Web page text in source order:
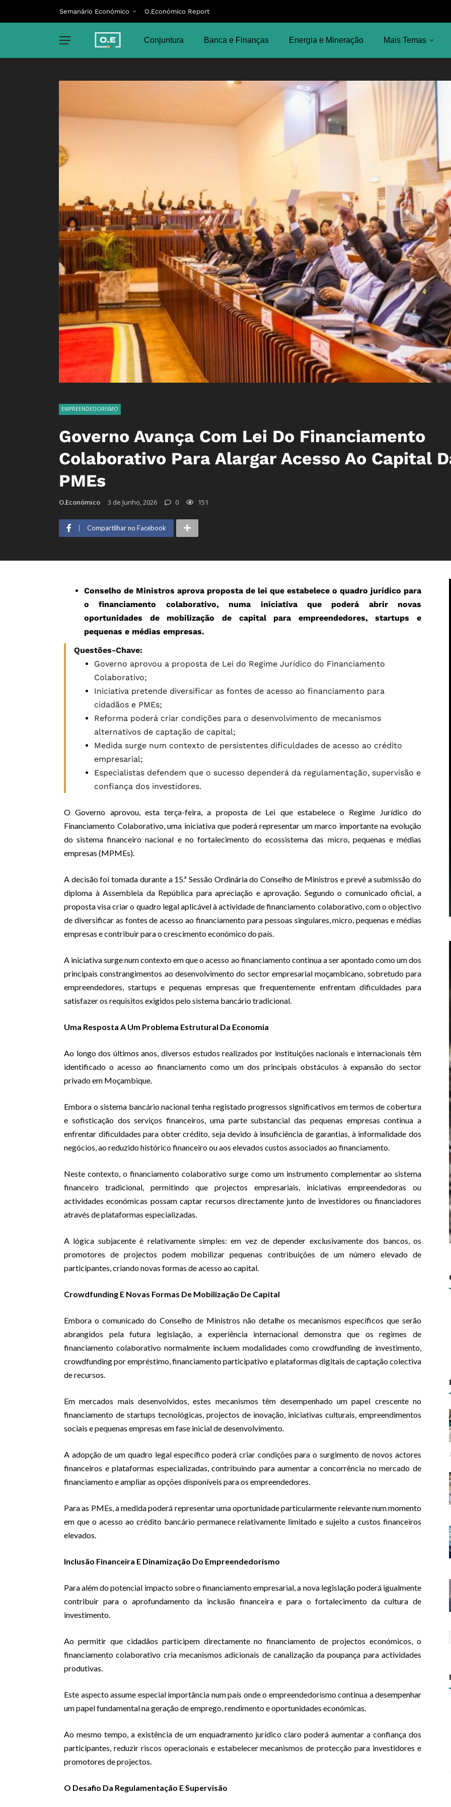
Semanário Económico O.Económico Report
Conjuntura Banca e Finanças Energia e Mineração Mais Temas
EMPREENDEDORISMO
Governo Avança Com Lei Do Financiamento
Colaborativo Para Alargar Acesso Ao Capital
PMEs
O.Económico 3 de Junho, 2026 0 151
Compartilhar no Facebook
Conselho de Ministros aprova proposta de lei que estabelece o quadro jurídico para
o financiamento colaborativo, numa iniciativa que poderá abrir novas
oportunidades de mobilização de capital para empreendedores, startups e
pequenas e médias empresas.
Questões-Chave:
Governo aprovou a proposta de Lei do Regime Jurídico do Financiamento
Colaborativo;
Iniciativa pretende diversificar as fontes de acesso ao financiamento para
cidadãos e PMEs;
Reforma poderá criar condições para o desenvolvimento de mecanismos
alternativos de captação de capital;
Medida surge num contexto de persistentes dificuldades de acesso ao crédito
empresarial;
Especialistas defendem que o sucesso dependerá da regulamentação, supervisão e
confiança dos investidores.
O Governo aprovou, esta terça-feira, a proposta de Lei que estabelece o Regime Jurídico do
Financiamento Colaborativo, uma iniciativa que poderá representar um marco importante na evolução
do sistema financeiro nacional e no fortalecimento do ecossistema das micro, pequenas e médias
empresas (MPMEs).
A decisão foi tomada durante a 15.ª Sessão Ordinária do Conselho de Ministros e prevê a submissão do
diploma à Assembleia da República para apreciação e aprovação. Segundo o comunicado oficial, a
proposta visa criar o quadro legal aplicável à actividade de financiamento colaborativo, com o objectivo
de diversificar as fontes de acesso ao financiamento para pessoas singulares, micro, pequenas e médias
empresas e contribuir para o crescimento económico do país.
A iniciativa surge num contexto em que o acesso ao financiamento continua a ser apontado como um dos
principais constrangimentos ao desenvolvimento do sector empresarial moçambicano, sobretudo para
empreendedores, startups e pequenas empresas que frequentemente enfrentam dificuldades para
satisfazer os requisitos exigidos pelo sistema bancário tradicional.
Uma Resposta A Um Problema Estrutural Da Economia
Ao longo dos últimos anos, diversos estudos realizados por instituições nacionais e internacionais têm
identificado o acesso ao financiamento como um dos principais obstáculos à expansão do sector
privado em Moçambique.
Embora o sistema bancário nacional tenha registado progressos significativos em termos de cobertura
e sofisticação dos serviços financeiros, uma parte substancial das pequenas empresas continua a
enfrentar dificuldades para obter crédito, seja devido à insuficiência de garantias, à informalidade dos
negócios, ao reduzido histórico financeiro ou aos elevados custos associados ao financiamento.
Neste contexto, o financiamento colaborativo surge como um instrumento complementar ao sistema
financeiro tradicional, permitindo que projectos empresariais, iniciativas empreendedoras ou
actividades económicas possam captar recursos directamente junto de investidores ou financiadores
através de plataformas especializadas.
A lógica subjacente é relativamente simples: em vez de depender exclusivamente dos bancos, os
promotores de projectos podem mobilizar pequenas contribuições de um número elevado de
participantes, criando novas formas de acesso ao capital.
Crowdfunding E Novas Formas De Mobilização De Capital
Embora o comunicado do Conselho de Ministros não detalhe os mecanismos específicos que serão
abrangidos pela futura legislação, a experiência internacional demonstra que os regimes de
financiamento colaborativo normalmente incluem modalidades como crowdfunding de investimento,
crowdfunding por empréstimo, financiamento participativo e plataformas digitais de captação colectiva
de recursos.
Em mercados mais desenvolvidos, estes mecanismos têm desempenhado um papel crescente no
financiamento de startups tecnológicas, projectos de inovação, iniciativas culturais, empreendimentos
sociais e pequenas empresas em fase inicial de desenvolvimento.
A adopção de um quadro legal específico poderá criar condições para o surgimento de novos actores
financeiros e plataformas especializadas, contribuindo para aumentar a concorrência no mercado de
financiamento e ampliar as opções disponíveis para os empreendedores.
Para as PMEs, a medida poderá representar uma oportunidade particularmente relevante num momento
em que o acesso ao crédito bancário permanece relativamente limitado e sujeito a custos financeiros
elevados.
Inclusão Financeira E Dinamização Do Empreendedorismo
Para além do potencial impacto sobre o financiamento empresarial, a nova legislação poderá igualmente
contribuir para o aprofundamento da inclusão financeira e para o fortalecimento da cultura de
investimento.
Ao permitir que cidadãos participem directamente no financiamento de projectos económicos, o
financiamento colaborativo cria mecanismos adicionais de canalização da poupança para actividades
produtivas.
Este aspecto assume especial importância num país onde o empreendedorismo continua a desempenhar
um papel fundamental na geração de emprego, rendimento e oportunidades económicas.
Ao mesmo tempo, a existência de um enquadramento jurídico claro poderá aumentar a confiança dos
participantes, reduzir riscos operacionais e estabelecer mecanismos de protecção para investidores e
promotores de projectos.
O Desafio Da Regulamentação E Supervisão